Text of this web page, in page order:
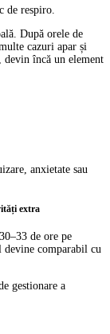
de respiro.
După orele de
cazuri apar și
încă un element
anxietate sau
extra
de ore pe
devine comparabil cu
gestionare a